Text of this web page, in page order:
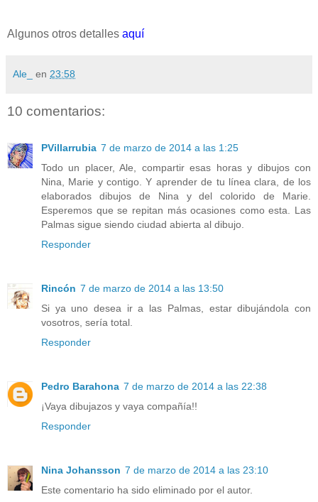
Algunos otros detalles aquí
Ale_ en 23:58
10 comentarios:
PVillarrubia 7 de marzo de 2014 a las 1:25
Todo un placer, Ale, compartir esas horas y dibujos con
Nina, Marie y contigo. Y aprender de tu línea clara, de los
elaborados dibujos de Nina y del colorido de Marie.
Esperemos que se repitan más ocasiones como esta. Las
Palmas sigue siendo ciudad abierta al dibujo.
Responder
Rincón 7 de marzo de 2014 a las 13:50
Si ya uno desea ir a las Palmas, estar dibujándola con
vosotros, sería total.
Responder
Pedro Barahona 7 de marzo de 2014 a las 22:38
¡Vaya dibujazos y vaya compañía!!
Responder
Nina Johansson 7 de marzo de 2014 a las 23:10
Este comentario ha sido eliminado por el autor.